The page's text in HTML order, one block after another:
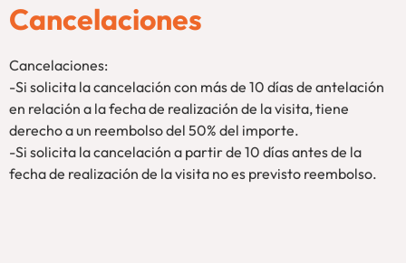
Cancelaciones
Cancelaciones:
-Si solicita la cancelación con más de 10 días de antelación
en relación a la fecha de realización de la visita, tiene
derecho a un reembolso del 50% del importe.
-Si solicita la cancelación a partir de 10 días antes de la
fecha de realización de la visita no es previsto reembolso.